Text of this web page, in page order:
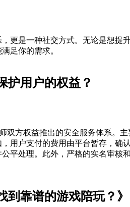
更是一种社交方式。无论是想提
足你的需求。
护用户的权益？
双方权益推出的安全服务体系。
用户支付的费用由平台暂存，确
平处理。此外，严格的实名审核
到靠谱的游戏陪玩？》